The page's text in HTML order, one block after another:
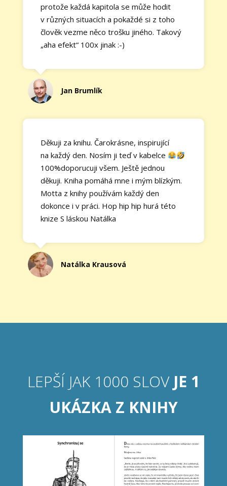
protože každá kapitola se může hodit
v různých situacích a pokaždé si z toho
člověk vezme něco trošku jiného. Takový
„aha efekt“ 100x jinak :-)
Jan Brumlík
Děkuji za knihu. Čarokrásne, inspirující
na každý den. Nosím ji teď v kabelce
100%doporucuji všem. Ještě jednou
děkuji. Kniha pomáhá mne i mým blízkým.
Motta z knihy používám každý den
dokonce i v práci. Hop hip hip hurá této
knize S láskou Natálka
Natálka Krausová
LEPŠÍ JAK 1000 SLOV JE 1
UKÁZKA Z KNIHY